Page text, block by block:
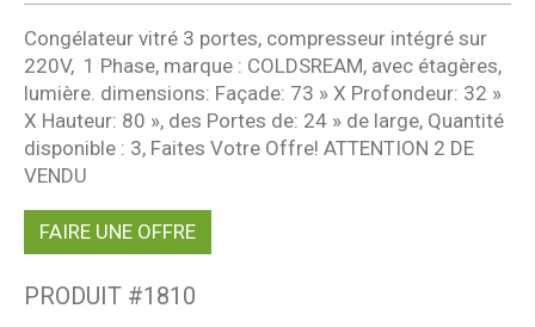
Congélateur vitré 3 portes, compresseur intégré sur
220V, 1 Phase, marque : COLDSREAM, avec étagères,
lumière. dimensions: Façade: 73 » X Profondeur: 32 »
X Hauteur: 80 », des Portes de: 24 » de large, Quantité
disponible : 3, Faites Votre Offre! ATTENTION 2 DE
VENDU
FAIRE UNE OFFRE
PRODUIT #1810